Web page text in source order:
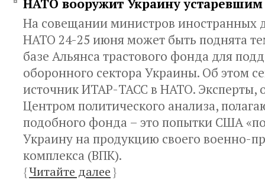
НАТО вооружит Украину
На совещании министров иностранных
НАТО 24-25 июня может быть поднята
базе Альянса трастового фонда для
оборонного сектора Украины. Об этом
источник ИТАР-ТАСС в НАТО. Эксперты,
Центром политического анализа,
подобного фонда – это попытки США
Украину на продукцию своего военно-
комплекса (ВПК).
{Читайте далее}